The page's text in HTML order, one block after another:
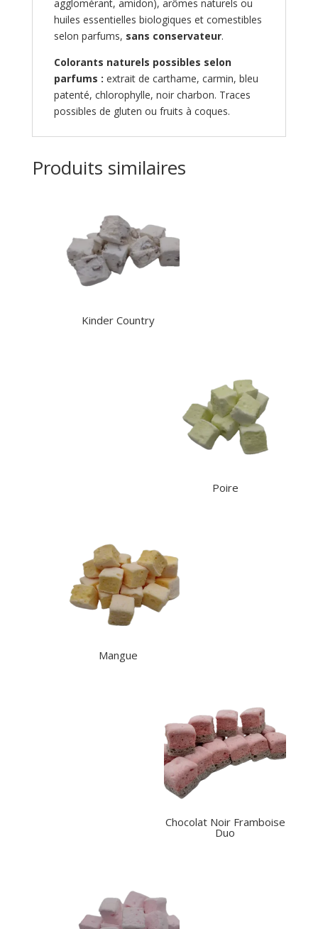
agglomérant, amidon), arômes naturels ou
huiles essentielles biologiques et comestibles
selon parfums, sans conservateur.
Colorants naturels possibles selon
parfums : extrait de carthame, carmin, bleu
patenté, chlorophylle, noir charbon. Traces
possibles de gluten ou fruits à coques.
Produits similaires
Kinder Country
Poire
Mangue
Chocolat Noir Framboise
Duo